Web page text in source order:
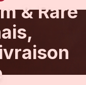
& Rare